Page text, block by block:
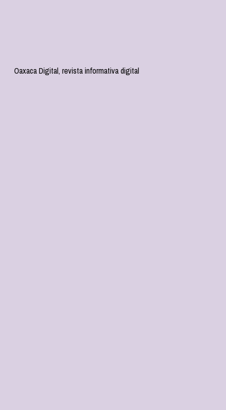
Oaxaca Digital, revista informativa digital